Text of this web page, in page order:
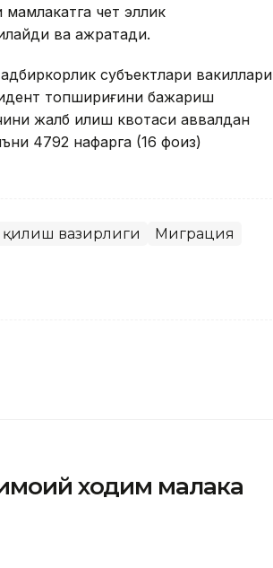
чет эллик
ва ажратади.
субъектлари вакиллари
топшириғини бажариш
жалб қилиш квотаси аввалдан
4792 нафарга (16 фоиз)
қилиш вазирлиги Миграция
ходим малака